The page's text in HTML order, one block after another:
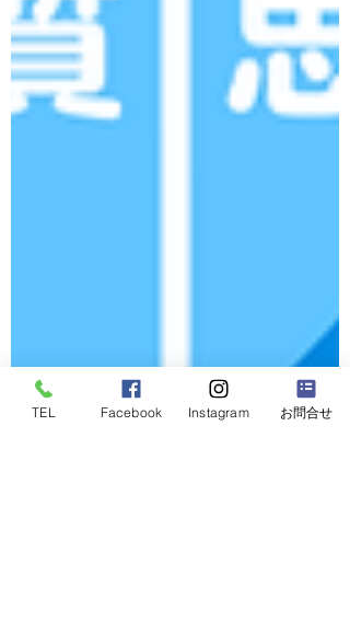
TEL Facebook Instagram お問合せ